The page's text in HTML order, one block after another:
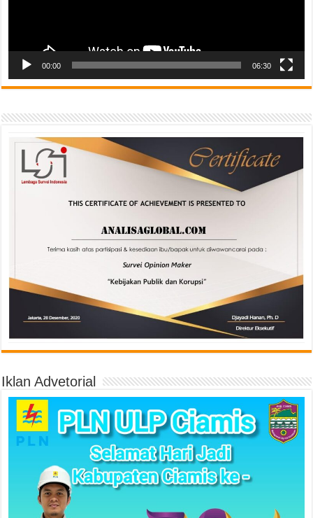
00:00 06:30
Iklan Advetorial